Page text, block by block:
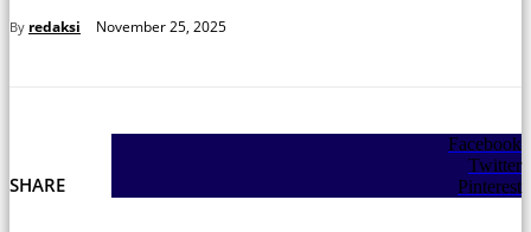
By redaksi November 25, 2025
SHARE
Facebook
Twitter
Pinterest